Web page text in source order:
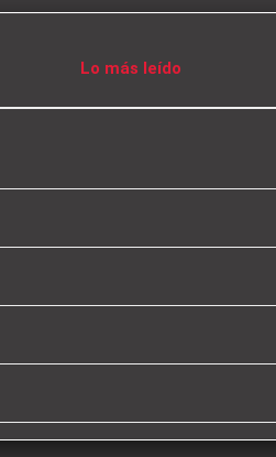
Lo más leído